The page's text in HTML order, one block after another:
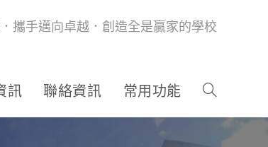
攜手邁向卓越．創造全是贏家的學校
訊 聯絡資訊 常用功能